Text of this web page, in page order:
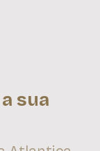
sua